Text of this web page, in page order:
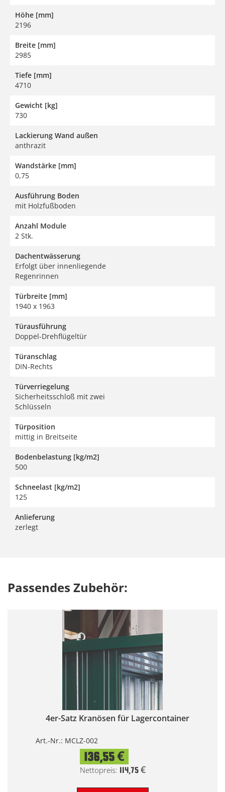
Höhe [mm]
2196
Breite [mm]
2985
Tiefe [mm]
4710
Gewicht [kg]
730
Lackierung Wand außen
anthrazit
Wandstärke [mm]
0,75
Ausführung Boden
mit Holzfußboden
Anzahl Module
2 Stk.
Dachentwässerung
Erfolgt über innenliegende
Regenrinnen
Türbreite [mm]
1940 x 1963
Türausführung
Doppel-Drehflügeltür
Türanschlag
DIN-Rechts
Türverriegelung
Sicherheitsschloß mit zwei
Schlüsseln
Türposition
mittig in Breitseite
Bodenbelastung [kg/m2]
500
Schneelast [kg/m2]
125
Anlieferung
zerlegt
Passendes Zubehör:
4er-Satz Kranösen für Lagercontainer
Art.-Nr.: MCLZ-002
136,55 €
114,75 €